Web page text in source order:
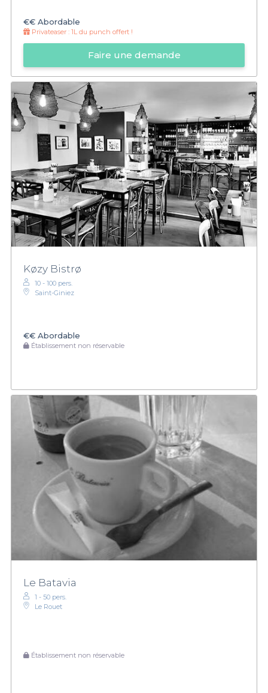
€€ Abordable
Privateaser : 1L du punch offert !
Faire une demande
Køzy Bistrø
10 - 100 pers.
Saint-Giniez
€€ Abordable
Établissement non réservable
Le Batavia
1 - 50 pers.
Le Rouet
Établissement non réservable